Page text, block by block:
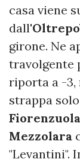
casa viene
dall'
girone. Ne
travolgente
riporta a -3,
strappa
Fiorenzuola
Mezzolara
"Levantini".